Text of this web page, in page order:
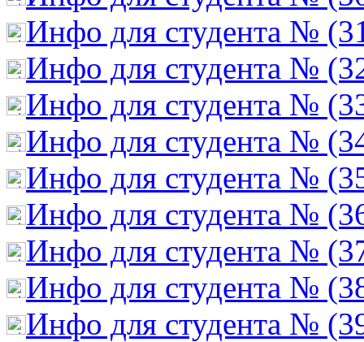
Инфо для студента №
Инфо для студента №
Инфо для студента №
Инфо для студента №
Инфо для студента №
Инфо для студента №
Инфо для студента №
Инфо для студента №
Инфо для студента №